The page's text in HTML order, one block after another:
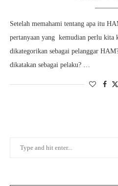
Setelah memahami tentang apa itu
pertanyaan yang kemudian perlu kita
dikategorikan sebagai pelanggar
dikatakan sebagai pelaku? …